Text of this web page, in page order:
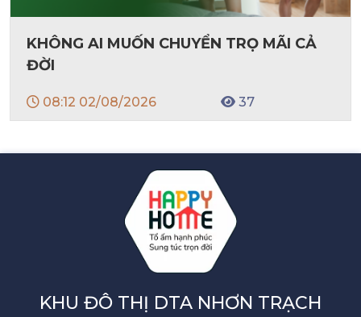
KHÔNG AI MUỐN CHUYỂN TRỌ MÃI CẢ
ĐỜI
08:12 02/08/2026 37
KHU ĐÔ THỊ DTA NHƠN TRẠCH